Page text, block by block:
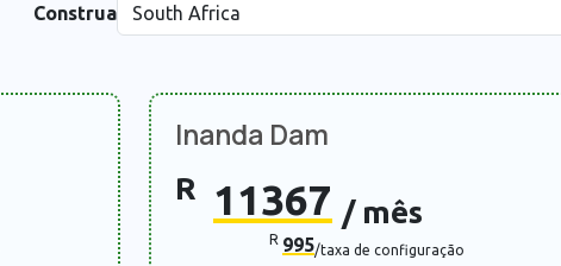
Construa
Inanda Dam
R 11367 / mês
R 995/taxa de configuração